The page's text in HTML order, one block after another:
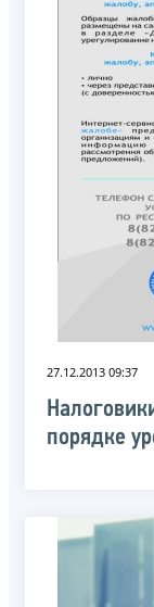
27.12.2013 09:37
порядке